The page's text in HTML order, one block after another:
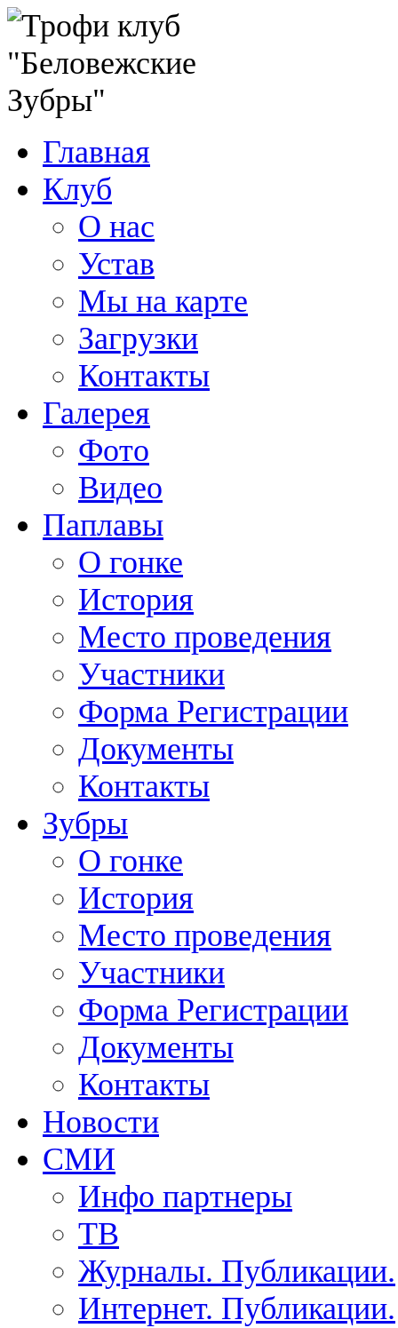
Главная
Клуб
О нас
Устав
Мы на карте
Загрузки
Контакты
Галерея
Фото
Видео
Паплавы
О гонке
История
Место проведения
Участники
Форма Регистрации
Документы
Контакты
Зубры
О гонке
История
Место проведения
Участники
Форма Регистрации
Документы
Контакты
Новости
СМИ
Инфо партнеры
ТВ
Журналы. Публикации.
Интернет. Публикации.